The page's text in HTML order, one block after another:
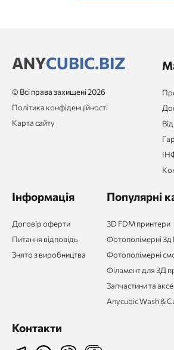
ANYCUBIC.BIZ
© Всі права захищені 2026
Політика конфіденційності
Карта сайту
Інформація
Договір оферти
Питання відповідь
Знято з виробництва
Популярні
3D FDM принтери
Фотополімерні
Фотополімерні
Філамент для 3Д
Запчастини та
Anycubic Wash &
Контакти